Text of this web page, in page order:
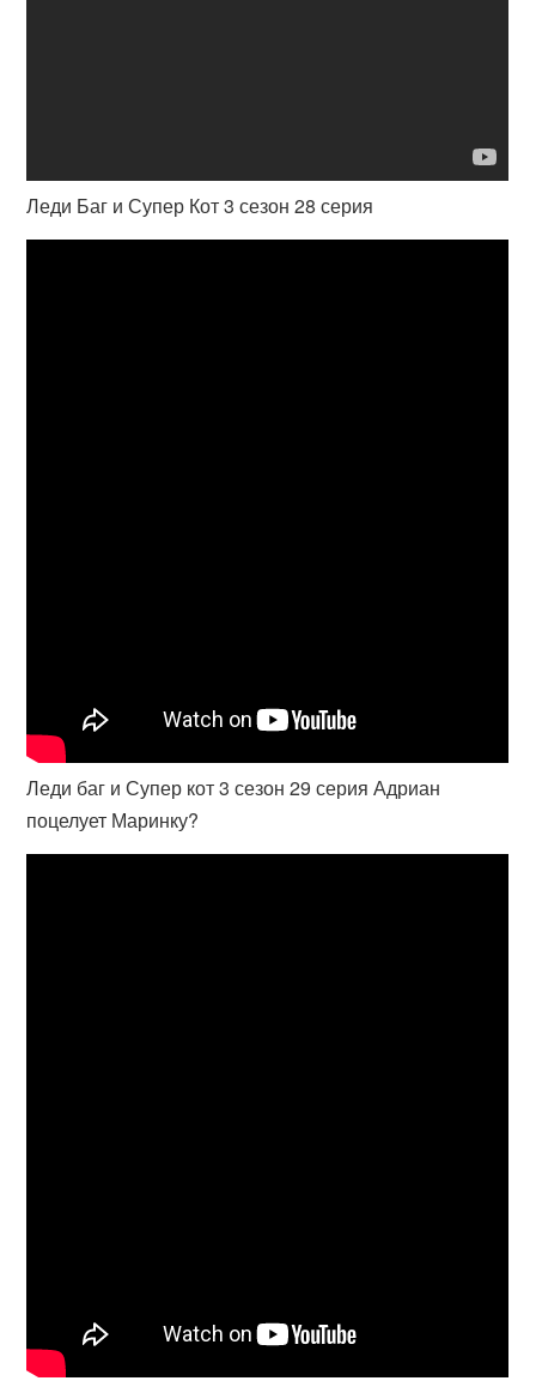
Леди Баг и Супер Кот 3 сезон 28 серия
Леди баг и Супер кот 3 сезон 29 серия Адриан
поцелует Маринку?